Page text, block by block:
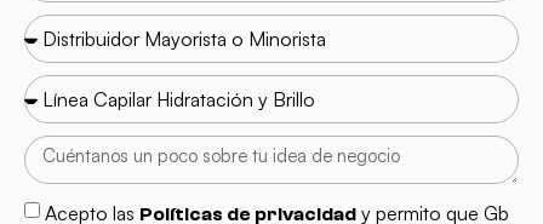
Acepto las Políticas de privacidad y permito que Gb